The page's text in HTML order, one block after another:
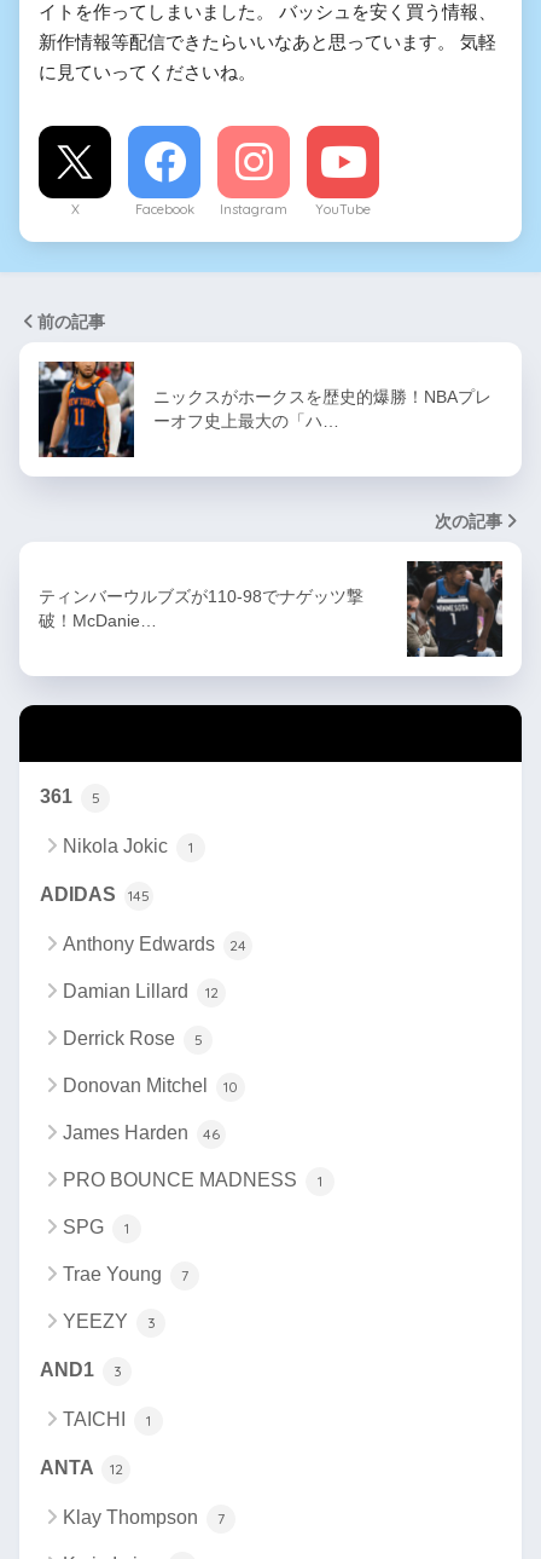
イトを作ってしまいました。 バッシュを安く買う情報、
新作情報等配信できたらいいなあと思っています。 気軽
に見ていってくださいね。
X Facebook Instagram YouTube
前の記事
ニックスがホークスを歴史的爆勝！NBAプレ
ーオフ史上最大の「ハ…
次の記事
ティンバーウルブズが110-98でナゲッツ撃
破！McDanie…
361 5
Nikola Jokic 1
ADIDAS 145
Anthony Edwards 24
Damian Lillard 12
Derrick Rose 5
Donovan Mitchel 10
James Harden 46
PRO BOUNCE MADNESS 1
SPG 1
Trae Young 7
YEEZY 3
AND1 3
TAICHI 1
ANTA 12
Klay Thompson 7